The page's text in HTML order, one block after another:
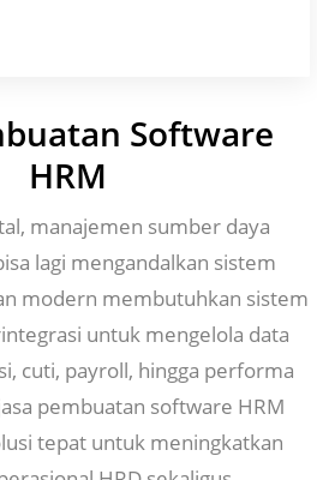
Software
HRM
manajemen sumber daya
lagi mengandalkan sistem
modern membutuhkan sistem
untuk mengelola data
cuti, payroll, hingga performa
pembuatan software HRM
tepat untuk meningkatkan